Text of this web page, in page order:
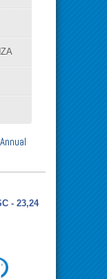
- 23,24